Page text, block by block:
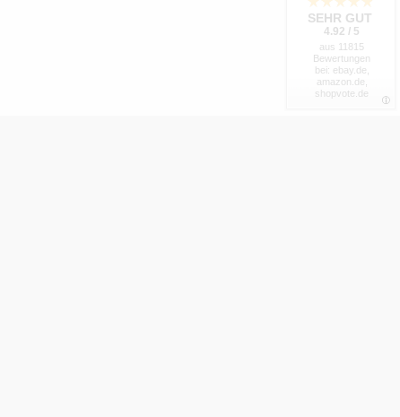
SEHR GUT
4.92 / 5
aus 11815
Bewertungen
bei: ebay.de,
amazon.de,
shopvote.de